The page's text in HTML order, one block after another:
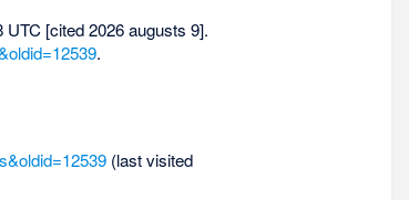
[cited 2026 augusts 9].
.
(last visited